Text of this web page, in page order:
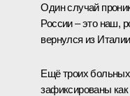
Один случай
России – это наш,
вернулся из
Ещё троих
зафиксированы